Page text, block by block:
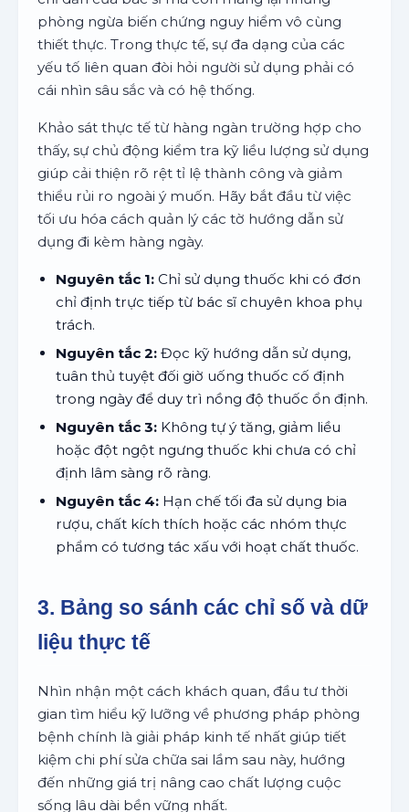
phòng ngừa biến chứng nguy hiểm vô cùng
thiết thực. Trong thực tế, sự đa dạng của các
yếu tố liên quan đòi hỏi người sử dụng phải có
cái nhìn sâu sắc và có hệ thống.
Khảo sát thực tế từ hàng ngàn trường hợp cho
thấy, sự chủ động kiểm tra kỹ liều lượng sử dụng
giúp cải thiện rõ rệt tỉ lệ thành công và giảm
thiểu rủi ro ngoài ý muốn. Hãy bắt đầu từ việc
tối ưu hóa cách quản lý các tờ hướng dẫn sử
dụng đi kèm hàng ngày.
Nguyên tắc 1: Chỉ sử dụng thuốc khi có đơn
chỉ định trực tiếp từ bác sĩ chuyên khoa phụ
trách.
Nguyên tắc 2: Đọc kỹ hướng dẫn sử dụng,
tuân thủ tuyệt đối giờ uống thuốc cố định
trong ngày để duy trì nồng độ thuốc ổn định.
Nguyên tắc 3: Không tự ý tăng, giảm liều
hoặc đột ngột ngưng thuốc khi chưa có chỉ
định lâm sàng rõ ràng.
Nguyên tắc 4: Hạn chế tối đa sử dụng bia
rượu, chất kích thích hoặc các nhóm thực
phẩm có tương tác xấu với hoạt chất thuốc.
3. Bảng so sánh các chỉ số và dữ
liệu thực tế
Nhìn nhận một cách khách quan, đầu tư thời
gian tìm hiểu kỹ lưỡng về phương pháp phòng
bệnh chính là giải pháp kinh tế nhất giúp tiết
kiệm chi phí sửa chữa sai lầm sau này, hướng
đến những giá trị nâng cao chất lượng cuộc
sống lâu dài bền vững nhất.